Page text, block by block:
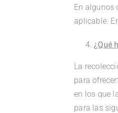
En algunos
aplicable.
¿Qué
La
para
en los que
para las